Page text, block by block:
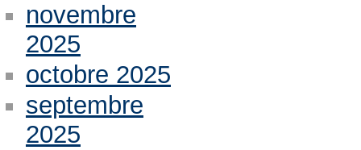
novembre
2025
octobre 2025
septembre
2025